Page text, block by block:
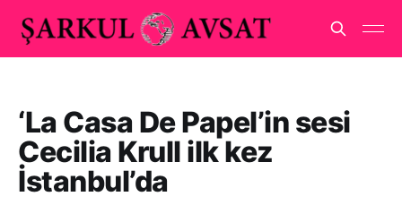
‘La Casa De Papel’in sesi
Cecilia Krull ilk kez
İstanbul’da